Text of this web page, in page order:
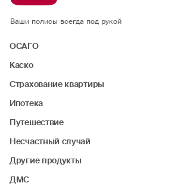
Ваши полисы всегда под рукой
ОСАГО
Каско
Страхование квартиры
Ипотека
Путешествие
Несчастный случай
Другие продукты
ДМС